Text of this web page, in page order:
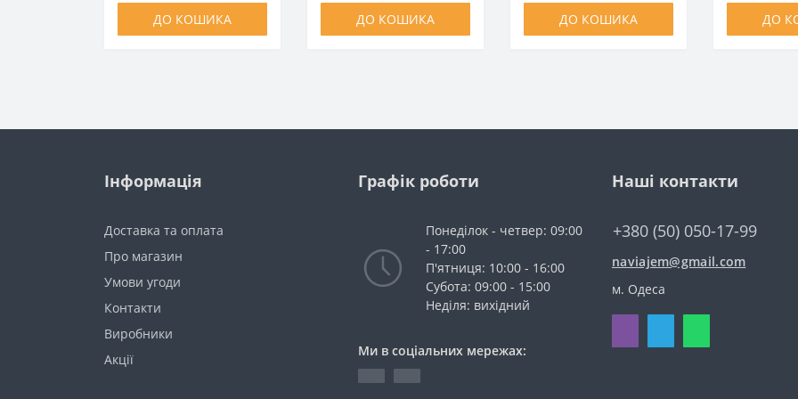
ДО КОШИКА ДО КОШИКА ДО КОШИКА ДО
Інформація
Доставка та оплата
Про магазин
Умови угоди
Контакти
Виробники
Акції
Графік роботи
Понеділок - четвер: 09:00
- 17:00
П'ятниця: 10:00 - 16:00
Субота: 09:00 - 15:00
Неділя: вихідний
Ми в соціальних мережах:
Наші контакти
+380 (50) 050-17-99
naviajem@gmail.com
м. Одеса